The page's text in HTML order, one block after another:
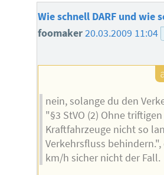
Wie schnell DARF und wie
foomaker20.03.2009 11:04
nein, solange du den
"§3 StVO (2) Ohne
Kraftfahrzeuge nicht so
Verkehrsfluss
km/h sicher nicht der Fall.